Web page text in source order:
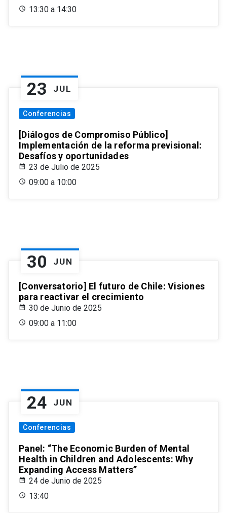
13:30 a 14:30
23 JUL
Conferencias
[Diálogos de Compromiso Público]
Implementación de la reforma previsional:
Desafíos y oportunidades
23 de Julio de 2025
09:00 a 10:00
30 JUN
[Conversatorio] El futuro de Chile: Visiones
para reactivar el crecimiento
30 de Junio de 2025
09:00 a 11:00
24 JUN
Conferencias
Panel: “The Economic Burden of Mental
Health in Children and Adolescents: Why
Expanding Access Matters”
24 de Junio de 2025
13:40